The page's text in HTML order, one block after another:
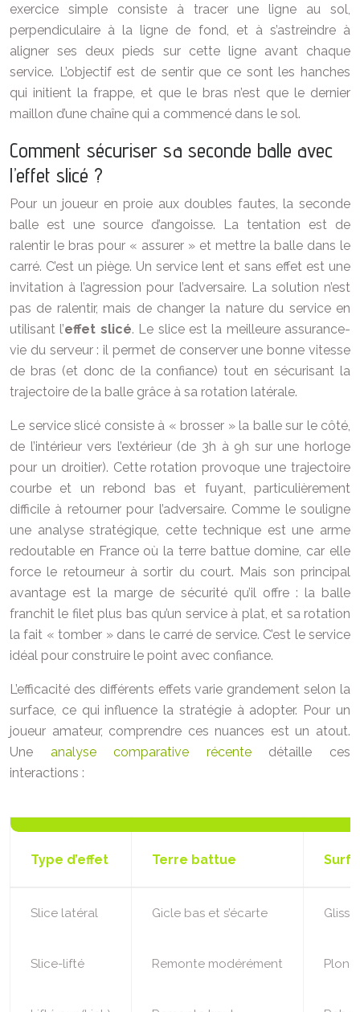
exercice simple consiste à tracer une ligne au sol,
perpendiculaire à la ligne de fond, et à s’astreindre à
aligner ses deux pieds sur cette ligne avant chaque
service. L’objectif est de sentir que ce sont les hanches
qui initient la frappe, et que le bras n’est que le dernier
maillon d’une chaîne qui a commencé dans le sol.
Comment sécuriser sa seconde balle avec
l’effet slicé ?
Pour un joueur en proie aux doubles fautes, la seconde
balle est une source d’angoisse. La tentation est de
ralentir le bras pour « assurer » et mettre la balle dans le
carré. C’est un piège. Un service lent et sans effet est une
invitation à l’agression pour l’adversaire. La solution n’est
pas de ralentir, mais de changer la nature du service en
utilisant l’effet slicé. Le slice est la meilleure assurance-
vie du serveur : il permet de conserver une bonne vitesse
de bras (et donc de la confiance) tout en sécurisant la
trajectoire de la balle grâce à sa rotation latérale.
Le service slicé consiste à « brosser » la balle sur le côté,
de l’intérieur vers l’extérieur (de 3h à 9h sur une horloge
pour un droitier). Cette rotation provoque une trajectoire
courbe et un rebond bas et fuyant, particulièrement
difficile à retourner pour l’adversaire. Comme le souligne
une analyse stratégique, cette technique est une arme
redoutable en France où la terre battue domine, car elle
force le retourneur à sortir du court. Mais son principal
avantage est la marge de sécurité qu’il offre : la balle
franchit le filet plus bas qu’un service à plat, et sa rotation
la fait « tomber » dans le carré de service. C’est le service
idéal pour construire le point avec confiance.
L’efficacité des différents effets varie grandement selon la
surface, ce qui influence la stratégie à adopter. Pour un
joueur amateur, comprendre ces nuances est un atout.
Une analyse comparative récentedétaille ces
interactions :
Type d’effet Terre battue
Slice latéral Gicle bas et s’écarte
Slice-lifté Remonte modérément